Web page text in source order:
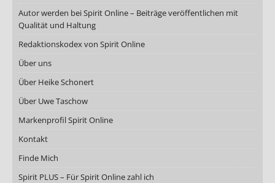
Autor werden bei Spirit Online – Beiträge veröffentlichen mit
Qualität und Haltung
Redaktionskodex von Spirit Online
Über uns
Über Heike Schonert
Über Uwe Taschow
Markenprofil Spirit Online
Kontakt
Finde Mich
Spirit PLUS – Für Spirit Online zahl ich